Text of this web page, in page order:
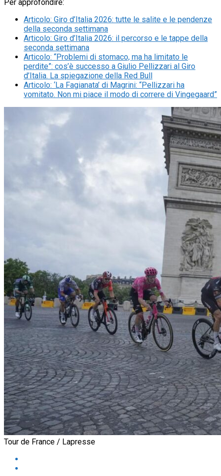
Per approfondire:
Articolo: Giro d’Italia 2026: tutte le salite e le pendenze
della seconda settimana
Articolo: Giro d’Italia 2026: il percorso e le tappe della
seconda settimana
Articolo: “Problemi di stomaco, ma ha limitato le
perdite”: cos’è successo a Giulio Pellizzari al Giro
d’Italia. La spiegazione della Red Bull
Articolo: ‘La Fagianata’ di Magrini: “Pellizzari ha
vomitato. Non mi piace il modo di correre di Vingegaard”
Tour de France / Lapresse